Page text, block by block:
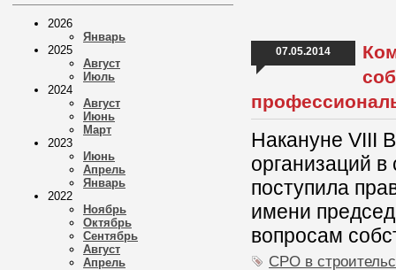
2026
Январь
2025
Август
Июль
2024
Август
Июнь
Март
2023
Июнь
Апрель
Январь
2022
Ноябрь
Октябрь
Сентябрь
Август
Апрель
07.05.2014
Накануне VIII
организаций
поступила
имени
вопросам
СРО в